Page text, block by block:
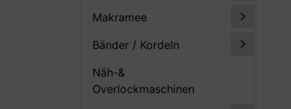
Makramee
Bänder / Kordeln
Näh-&
Overlockmaschinen